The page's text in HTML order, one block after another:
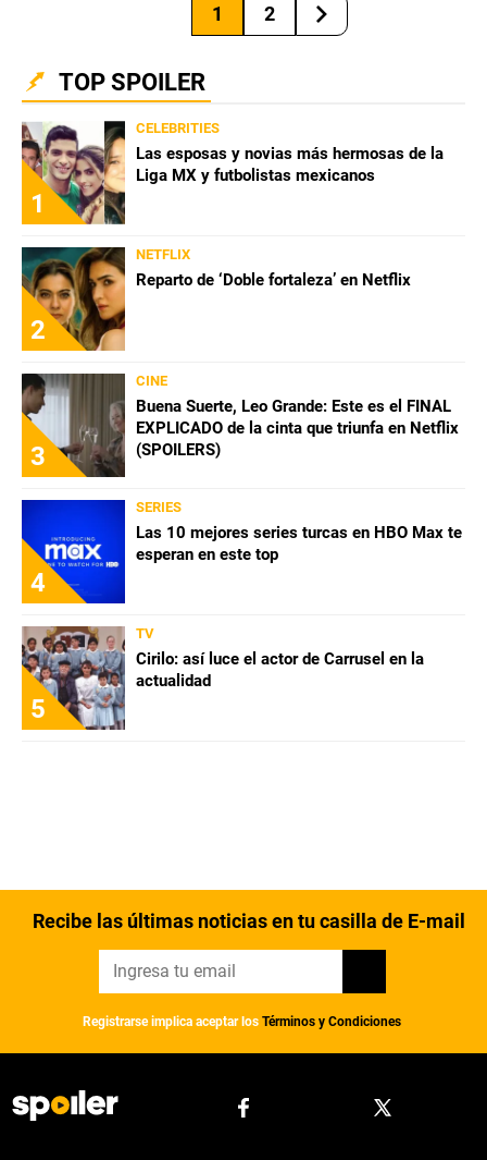
1 2
TOP SPOILER
1
CELEBRITIES
Las esposas y novias más hermosas de la
Liga MX y futbolistas mexicanos
2
NETFLIX
Reparto de ‘Doble fortaleza’ en Netflix
3
CINE
Buena Suerte, Leo Grande: Este es el FINAL
EXPLICADO de la cinta que triunfa en Netflix
(SPOILERS)
4
SERIES
Las 10 mejores series turcas en HBO Max te
esperan en este top
5
TV
Cirilo: así luce el actor de Carrusel en la
actualidad
Recibe las últimas noticias en tu casilla de E-mail
Registrarse implica aceptar los Términos y Condiciones